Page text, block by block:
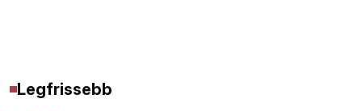
Legfrissebb